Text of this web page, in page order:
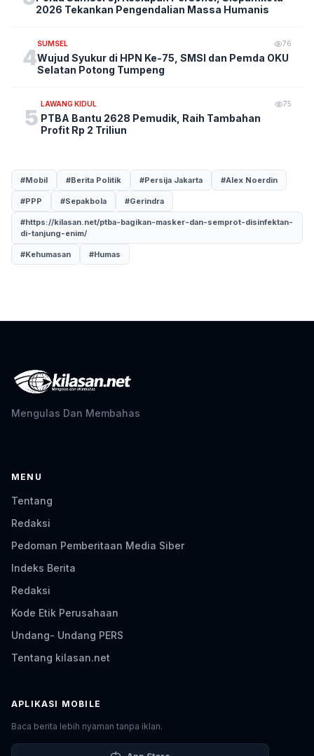
2026 Tekankan Pengendalian Massa Humanis
4
SUMSEL 76
Wujud Syukur di HPN Ke-75, SMSI dan Pemda OKU
Selatan Potong Tumpeng
5
LAWANG KIDUL 75
PTBA Bantu 2628 Pemudik, Raih Tambahan
Profit Rp 2 Triliun
#Mobil #Berita Politik #Persija Jakarta #Alex Noerdin
#PPP #Sepakbola #Gerindra
#https://kilasan.net/ptba-bagikan-masker-dan-semprot-disinfektan-
di-tanjung-enim/
#Kehumasan #Humas
Mengulas Dan Membahas
MENU
Tentang
Redaksi
Pedoman Pemberitaan Media Siber
Indeks Berita
Redaksi
Kode Etik Perusahaan
Undang- Undang PERS
Tentang kilasan.net
APLIKASI MOBILE
Baca berita lebih nyaman tanpa iklan.